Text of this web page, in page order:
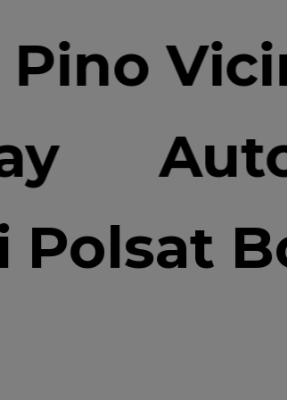
Vicino
Play
Box